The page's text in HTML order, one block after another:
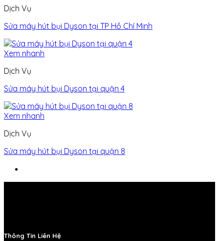
Dịch Vụ
Sửa máy hút bụi Dyson tại TP Hồ Chí Minh
Xem nhanh
Dịch Vụ
Sửa máy hút bụi Dyson tại quận 4
Xem nhanh
Dịch Vụ
Sửa máy hút bụi Dyson tại quận 8
Thông Tin Liên Hệ